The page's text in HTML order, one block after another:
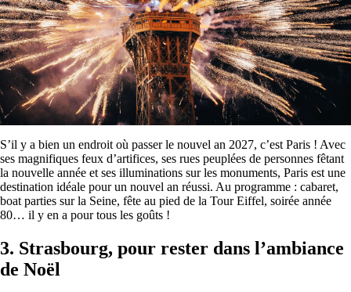
S’il y a bien un endroit où passer le nouvel an 2027, c’est Paris ! Avec
ses magnifiques feux d’artifices, ses rues peuplées de personnes fêtant
la nouvelle année et ses illuminations sur les monuments, Paris est une
destination idéale pour un nouvel an réussi. Au programme : cabaret,
boat parties sur la Seine, fête au pied de la Tour Eiffel, soirée année
80… il y en a pour tous les goûts !
3. Strasbourg, pour rester dans l’ambiance
de Noël